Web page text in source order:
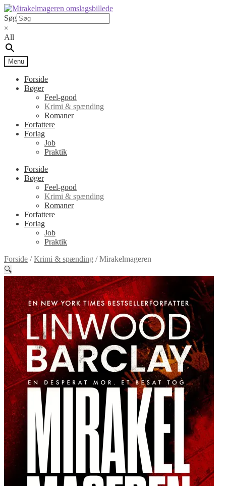
Spring
til
navigation
Spring
til
indhold
Søg
×
All
Menu
Forside
Bøger
Feel-good
Krimi & spænding
Romaner
Forfattere
Forlag
Job
Praktik
Forside
Bøger
Feel-good
Krimi & spænding
Romaner
Forfattere
Forlag
Job
Praktik
Forside /Krimi & spænding /Mirakelmageren
🔍